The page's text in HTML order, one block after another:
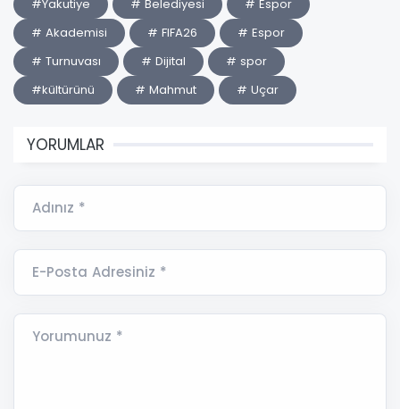
#Yakutiye # Belediyesi
# Espor
# Akademisi
# FIFA26
# Espor
# Turnuvası
# Dijital
# spor
#kültürünü
# Mahmut # Uçar
YORUMLAR
Adınız *
E-Posta Adresiniz *
Yorumunuz *